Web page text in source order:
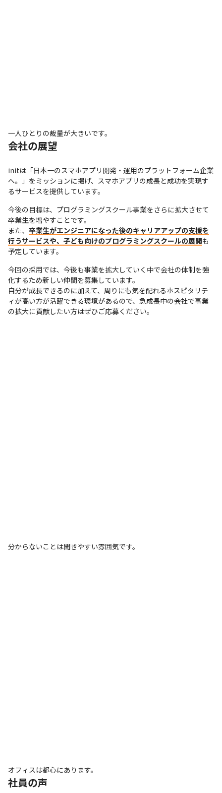
一人ひとりの裁量が大きいです。
会社の展望
initは「日本一のスマホアプリ開発・運用のプラットフォーム企業
へ。」をミッションに掲げ、スマホアプリの成長と成功を実現す
るサービスを提供しています。
今後の目標は、プログラミングスクール事業をさらに拡大させて
卒業生を増やすことです。
また、 卒業生がエンジニアになった後のキャリアアップの支援を
行うサービスや、子ども向けのプログラミングスクールの展開も
予定しています。
今回の採用では、今後も事業を拡大していく中で会社の体制を強
化するため新しい仲間を募集しています。
自分が成長できるのに加えて、周りにも気を配れるホスピタリテ
ィが高い方が活躍できる環境があるので、急成長中の会社で事業
の拡大に貢献したい方はぜひご応募ください。
分からないことは聞きやすい雰囲気です。
オフィスは都心にあります。
社員の声